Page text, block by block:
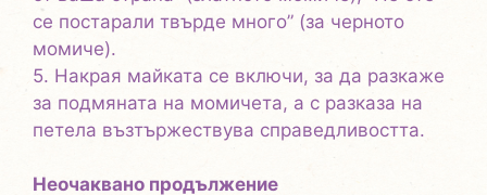
се постарали твърде много” (за черното
момиче).
5. Накрая майката се включи, за да разкаже
за подмяната на момичета, а с разказа на
петела възтържествува справедливостта.
Неочаквано продължение